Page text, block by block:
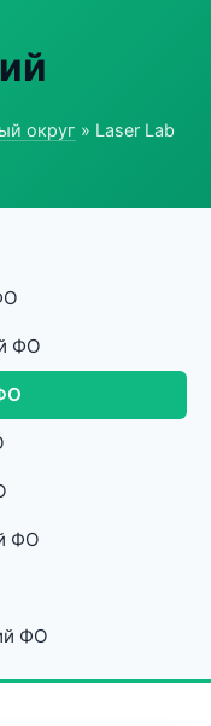
округ » Laser Lab
ФО
ФО
ФО